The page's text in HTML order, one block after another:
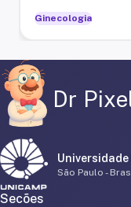
Ginecologia
Dr
São Paulo -
Secões